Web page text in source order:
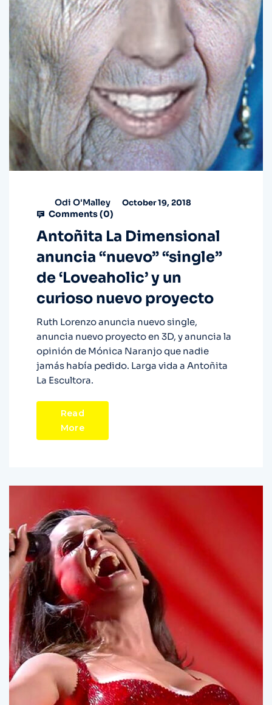
Odi O'Malley October 19, 2018
Comments (0)
Antoñita La Dimensional
anuncia “nuevo” “single”
de ‘Loveaholic’ y un
curioso nuevo proyecto
Ruth Lorenzo anuncia nuevo single,
anuncia nuevo proyecto en 3D, y anuncia la
opinión de Mónica Naranjo que nadie
jamás había pedido. Larga vida a Antoñita
La Escultora.
Read
More